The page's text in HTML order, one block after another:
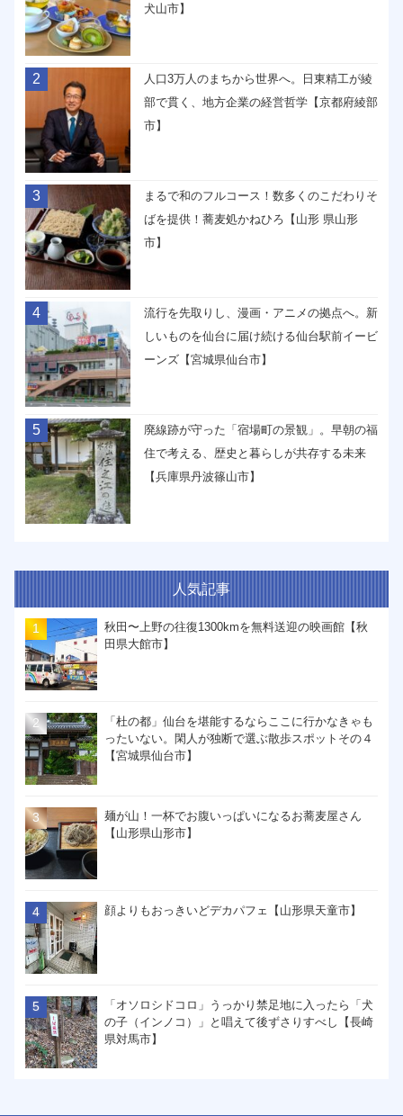
犬山市】
2
人口3万人のまちから世界へ。日東精工が綾
部で貫く、地方企業の経営哲学【京都府綾部
市】
3
まるで和のフルコース！数多くのこだわりそ
ばを提供！蕎麦処かねひろ【山形 県山形
市】
4
流行を先取りし、漫画・アニメの拠点へ。新
しいものを仙台に届け続ける仙台駅前イービ
ーンズ【宮城県仙台市】
5
廃線跡が守った「宿場町の景観」。早朝の福
住で考える、歴史と暮らしが共存する未来
【兵庫県丹波篠山市】
人気記事
秋田〜上野の往復1300kmを無料送迎の映画館【秋
田県大館市】
「杜の都」仙台を堪能するならここに行かなきゃも
ったいない。閑人が独断で選ぶ散歩スポットその４
【宮城県仙台市】
麺が山！一杯でお腹いっぱいになるお蕎麦屋さん
【山形県山形市】
顔よりもおっきいどデカパフェ【山形県天童市】
「オソロシドコロ」うっかり禁足地に入ったら「犬
の子（インノコ）」と唱えて後ずさりすべし【長崎
県対馬市】